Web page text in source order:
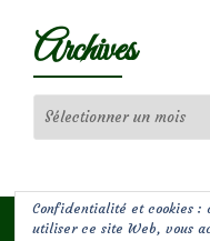
Archives
Confidentialité et cookies :
utiliser ce site Web, vous